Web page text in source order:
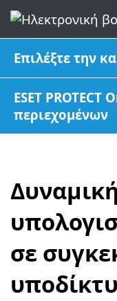
Επιλέξτε την
ESET PROTECT
περιεχομένων
σε